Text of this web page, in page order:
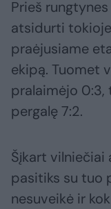
Prieš
atsidurti
praėjusiame
ekipą. Tuomet
pralaimėjo 0:3,
pergalę 7:2.
Šįkart vilniečiai
pasitiks su tuo
nesuveikė ir